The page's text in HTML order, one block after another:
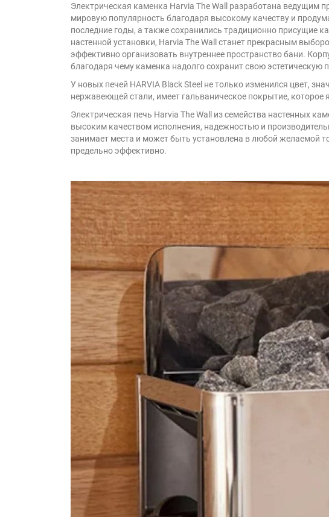
Электрическая каменка Harvia The Wall разработана ведущим
мировую популярность благодаря высокому качеству и
последние годы, а также сохранились традиционно присущие
настенной установки, Harvia The Wall станет прекрасным
эффективно организовать внутреннее пространство бани.
благодаря чему каменка надолго сохранит свою эстетическую
У новых печей HARVIA Black Steel не только изменился цвет,
нержавеющей стали, имеет гальваническое покрытие,
Электрическая печь Harvia The Wall из семейства настенных
высоким качеством исполнения, надежностью и
занимает места и может быть установлена в любой желаемой
предельно эффективно.